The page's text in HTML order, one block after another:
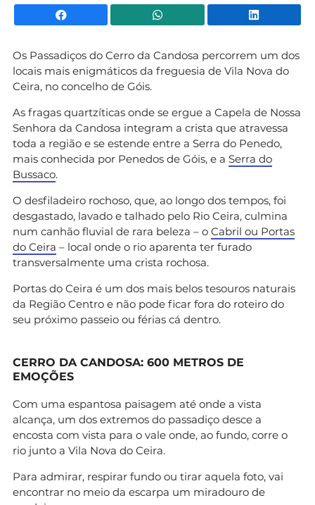
Facebook WhatsApp
Os Passadiços do Cerro da Candosa percorrem um dos
locais mais enigmáticos da freguesia de Vila Nova do
Ceira, no concelho de Góis.
As fragas quartzíticas onde se ergue a Capela de Nossa
Senhora da Candosa integram a crista que atravessa
toda a região e se estende entre a Serra do Penedo,
mais conhecida por Penedos de Góis, e a Serra do
Bussaco.
O desfiladeiro rochoso, que, ao longo dos tempos, foi
desgastado, lavado e talhado pelo Rio Ceira, culmina
num canhão fluvial de rara beleza – o Cabril ou Portas
do Ceira – local onde o rio aparenta ter furado
transversalmente uma crista rochosa.
Portas do Ceira é um dos mais belos tesouros naturais
da Região Centro e não pode ficar fora do roteiro do
seu próximo passeio ou férias cá dentro.
CERRO DA CANDOSA: 600 METROS DE
EMOÇÕES
Com uma espantosa paisagem até onde a vista
alcança, um dos extremos do passadiço desce a
encosta com vista para o vale onde, ao fundo, corre o
rio junto a Vila Nova do Ceira.
Para admirar, respirar fundo ou tirar aquela foto, vai
encontrar no meio da escarpa um miradouro de